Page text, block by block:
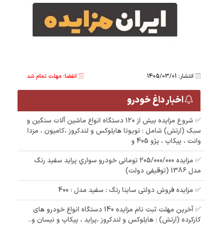
انتشار: 1405/03/01 انقضا: مهلت تمام شد
اخبار داغ خودرو
✅ شروع مزایده بیش از 120 دستگاه انواع ماشین آلات سنگین و
سبک (ارتش) شامل : تویوتا هایلوکس و لندکروز ،کامیون ، مزدا
وانت ، پیکاپ ، پژو 405 و
✅ مزایده 205/000/000 تومانی خودرو سواري پرايد سفيد رنگ
مدل 1386 (توقیفی دولت)
✅ مزایده فروش دولتی ساینا رنگ : سفید مدل : 400
✅ آخرین مهلت ثبت نام مزایده 140 دستگاه انواع خودرو های
کارکرده (ارتش) : هایلوکس و لندکروز ،پراید ، پیکاپ و نیسان و..